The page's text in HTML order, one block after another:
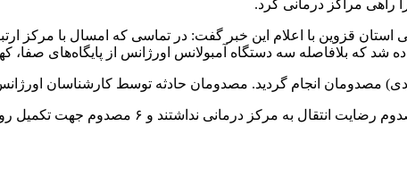
قزوین با اعلام این خبر گفت: در تماسی که امسال با مرکز
سه دستگاه آمبولانس اورژانس از پایگاه‌های صفا، کهک و تاکستان ۱ به محل
انجام گردید. مصدومان حادثه توسط کارشناسان اورژانس مورد معاینه
وی ادامه داد: 10 مصدوم حادثه باتوجه به